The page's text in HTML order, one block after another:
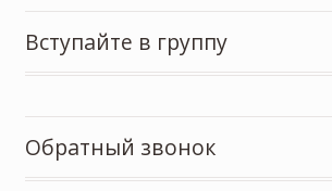
Вступайте в группу
Обратный звонок